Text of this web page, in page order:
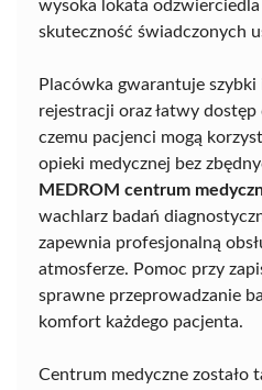
wysoka lokata
skuteczność świadczonych
Placówka gwarantuje
rejestracji oraz łatwy
czemu pacjenci mogą
opieki medycznej bez
MEDROM centrum
wachlarz badań
zapewnia profesjonalną
atmosferze. Pomoc przy
sprawne przeprowadzanie
komfort każdego pacjenta.
Centrum medyczne zostało